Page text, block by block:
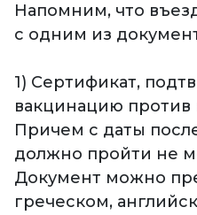
Напомним, что
с одним из
1) Сертификат,
вакцинацию против
Причем с даты
должно пройти не
Документ можно
греческом,